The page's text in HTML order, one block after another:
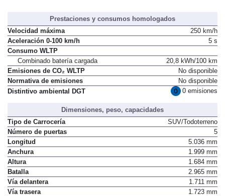
Prestaciones y consumos homologados
Velocidad máxima
250 km/h
Aceleración 0-100 km/h
5 s
Consumo WLTP
Combinado batería cargada
20,8 kWh/100 km
Emisiones de CO₂ WLTP
No disponible
Normativa de emisiones
No disponible
Distintivo ambiental DGT
0 emisiones
Dimensiones, peso, capacidades
Tipo de Carrocería
SUV/Todoterreno
Número de puertas
5
Longitud
5.036 mm
Anchura
1.999 mm
Altura
1.684 mm
Batalla
2.965 mm
Vía delantera
1.711 mm
Vía trasera
1.723 mm